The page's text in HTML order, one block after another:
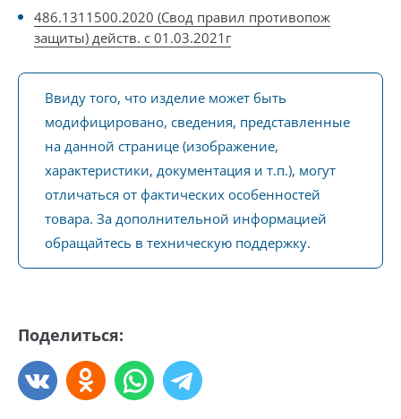
486.1311500.2020 (Свод правил противопож
защиты) действ. с 01.03.2021г
Ввиду того, что изделие может быть
модифицировано, сведения, представленные
на данной странице (изображение,
характеристики, документация и т.п.), могут
отличаться от фактических особенностей
товара. За дополнительной информацией
обращайтесь в техническую поддержку.
Поделиться: